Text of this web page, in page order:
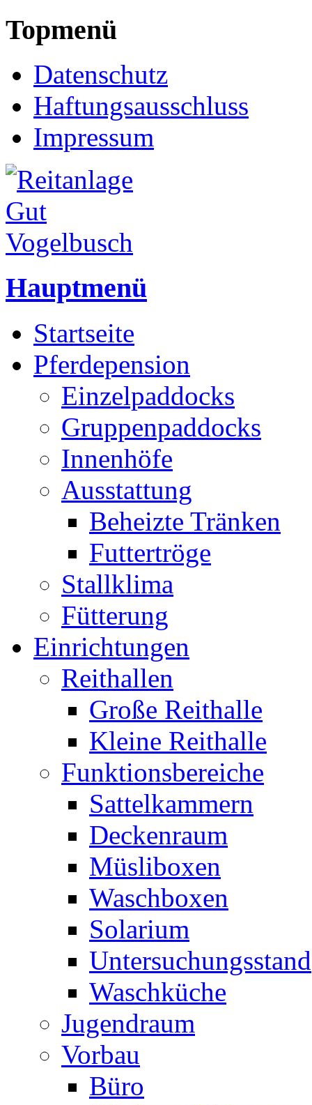
Topmenü
Datenschutz
Haftungsausschluss
Impressum
Hauptmenü
Startseite
Pferdepension
Einzelpaddocks
Gruppenpaddocks
Innenhöfe
Ausstattung
Beheizte Tränken
Futtertröge
Stallklima
Fütterung
Einrichtungen
Reithallen
Große Reithalle
Kleine Reithalle
Funktionsbereiche
Sattelkammern
Deckenraum
Müsliboxen
Waschboxen
Solarium
Untersuchungsstand
Waschküche
Jugendraum
Vorbau
Büro